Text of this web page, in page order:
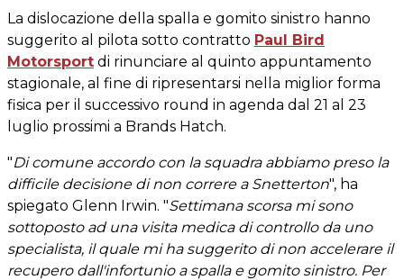
La dislocazione della spalla e gomito sinistro hanno
suggerito al pilota sotto contratto Paul Bird
Motorsport di rinunciare al quinto appuntamento
stagionale, al fine di ripresentarsi nella miglior forma
fisica per il successivo round in agenda dal 21 al 23
luglio prossimi a Brands Hatch.
"Di comune accordo con la squadra abbiamo preso la
difficile decisione di non correre a Snetterton", ha
spiegato Glenn Irwin. "Settimana scorsa mi sono
sottoposto ad una visita medica di controllo da uno
specialista, il quale mi ha suggerito di non accelerare il
recupero dall'infortunio a spalla e gomito sinistro. Per